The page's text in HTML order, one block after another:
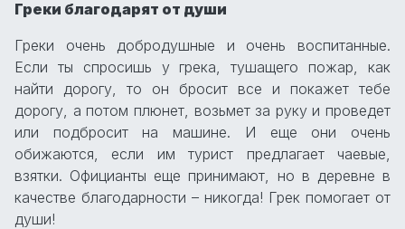
Греки благодарят от души
Греки очень добродушные и очень воспитанные.
Если ты спросишь у грека, тушащего пожар, как
найти дорогу, то он бросит все и покажет тебе
дорогу, а потом плюнет, возьмет за руку и проведет
или подбросит на машине. И еще они очень
обижаются, если им турист предлагает чаевые,
взятки. Официанты еще принимают, но в деревне в
качестве благодарности – никогда! Грек помогает от
души!